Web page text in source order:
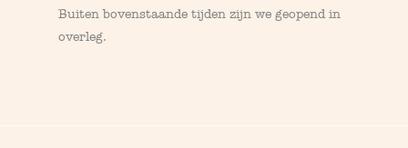
Buiten bovenstaande tijden zijn we geopend in
overleg.